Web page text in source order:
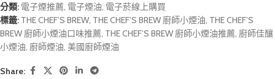
分類: 電子煙推薦, 電子煙油, 電子菸線上購買
標籤: THE CHEF’S BREW, THE CHEF’S BREW 廚師小煙油, THE CHEF’S
BREW 廚師小煙油口味推薦, THE CHEF’S BREW 廚師小煙油推薦, 廚師佳釀
小煙油, 廚師煙油, 美國廚師煙油
Share: